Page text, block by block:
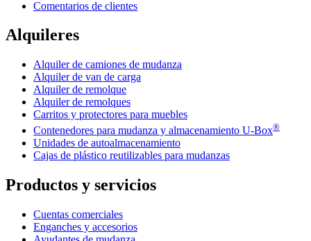
Comentarios de clientes
Alquileres
Alquiler de camiones de mudanza
Alquiler de van de carga
Alquiler de remolque
Alquiler de remolques
Carritos y protectores para muebles
Contenedores para mudanza y almacenamiento U-Box®
Unidades de autoalmacenamiento
Cajas de plástico reutilizables para mudanzas
Productos y servicios
Cuentas comerciales
Enganches y accesorios